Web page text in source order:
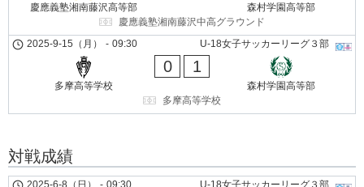
慶應義塾湘南藤沢高等部
森村学園高等部
慶應義塾湘南藤沢中高グラウンド
U-18女子サッカーリーグ３部
2025-9-15（月） - 09:30
多摩高等学校
0 1
森村学園高等部
多摩高等学校
対戦成績
U-18女子サッカーリーグ３部
2025-6-8（日） - 09:30